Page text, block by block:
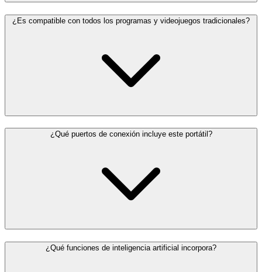
¿Es compatible con todos los programas y videojuegos tradicionales?
¿Qué puertos de conexión incluye este portátil?
¿Qué funciones de inteligencia artificial incorpora?